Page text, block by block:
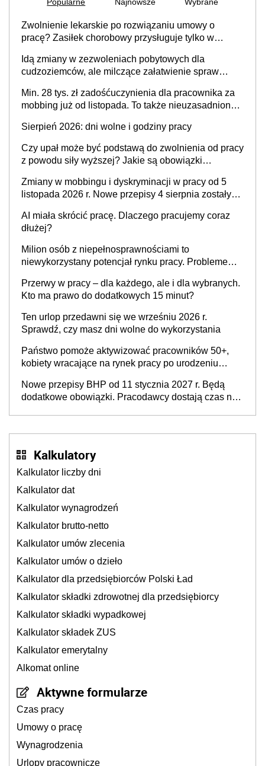
Zwolnienie lekarskie po rozwiązaniu umowy o
pracę? Zasiłek chorobowy przysługuje tylko w
stosunku pracy
Idą zmiany w zezwoleniach pobytowych dla
cudzoziemców, ale milczące załatwienie spraw
Min. 28 tys. zł zadośćuczynienia dla pracownika za
mobbing już od listopada. To także nieuzasadniona
Sierpień 2026: dni wolne i godziny pracy
Czy upał może być podstawą do zwolnienia od pracy
z powodu siły wyższej? Jakie są obowiązki
Zmiany w mobbingu i dyskryminacji w pracy od 5
listopada 2026 r. Nowe przepisy 4 sierpnia zostały
AI miała skrócić pracę. Dlaczego pracujemy coraz
dłużej?
Milion osób z niepełnosprawnościami to
niewykorzystany potencjał rynku pracy. Problemem
refundacji, ale bariery po stronie systemu i
świadomości pracodawców [WYWIAD]
Przerwy w pracy – dla każdego, ale i dla wybranych.
Kto ma prawo do dodatkowych 15 minut?
Ten urlop przedawni się we wrześniu 2026 r.
Sprawdź, czy masz dni wolne do wykorzystania
Państwo pomoże aktywizować pracowników 50+,
kobiety wracające na rynek pracy po urodzeniu
neuroatypowe. Powstanie Fundusz na rzecz
Inkluzywności w Zatrudnianiu?
Nowe przepisy BHP od 11 stycznia 2027 r. Będą
dodatkowe obowiązki. Pracodawcy dostają czas na
Kalkulatory
Kalkulator liczby dni
Kalkulator dat
Kalkulator wynagrodzeń
Kalkulator brutto-netto
Kalkulator umów zlecenia
Kalkulator umów o dzieło
Kalkulator dla przedsiębiorców Polski Ład
Kalkulator składki zdrowotnej dla przedsiębiorcy
Kalkulator składki wypadkowej
Kalkulator składek ZUS
Kalkulator emerytalny
Alkomat online
Aktywne formularze
Czas pracy
Umowy o pracę
Wynagrodzenia
Urlopy pracownicze